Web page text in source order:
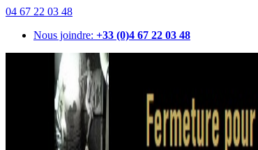
04 67 22 03 48
Nous joindre: +33 (0)4 67 22 03 48